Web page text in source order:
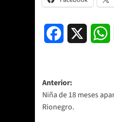
Facebook
Navegación
de
entradas
Anterior:
Niña de 18 meses
Rionegro.